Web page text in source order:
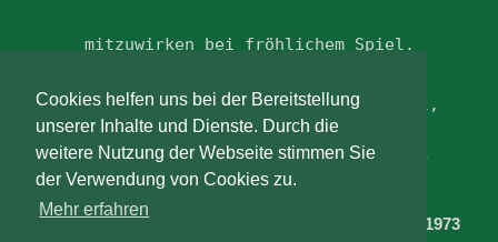
Cookies helfen uns bei der Bereitstellung
unserer Inhalte und Dienste. Durch die
weitere Nutzung der Webseite stimmen Sie
der Verwendung von Cookies zu.
Mehr erfahren
mitzuwirken bei fröhlichem Spiel.
So geh´deinen Weg, vermeid jedes Übel,
ich tauf dich auf den Namen Liesel.“
mit diesen Worten taufte Liesel Hohman am 29.07.1973